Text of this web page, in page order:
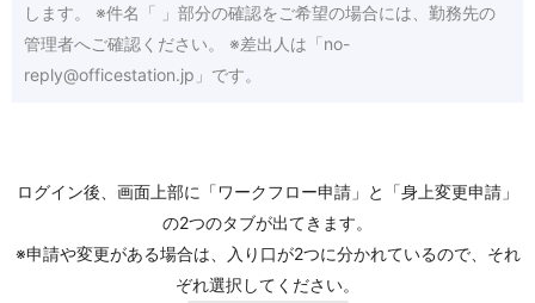
します。 ※件名「 」部分の確認をご希望の場合には、勤務先の
管理者へご確認ください。 ※差出人は「no-
reply@officestation.jp」です。
ログイン後、画面上部に「ワークフロー申請」と「身上変更申請」
の2つのタブが出てきます。
※申請や変更がある場合は、入り口が2つに分かれているので、それ
ぞれ選択してください。